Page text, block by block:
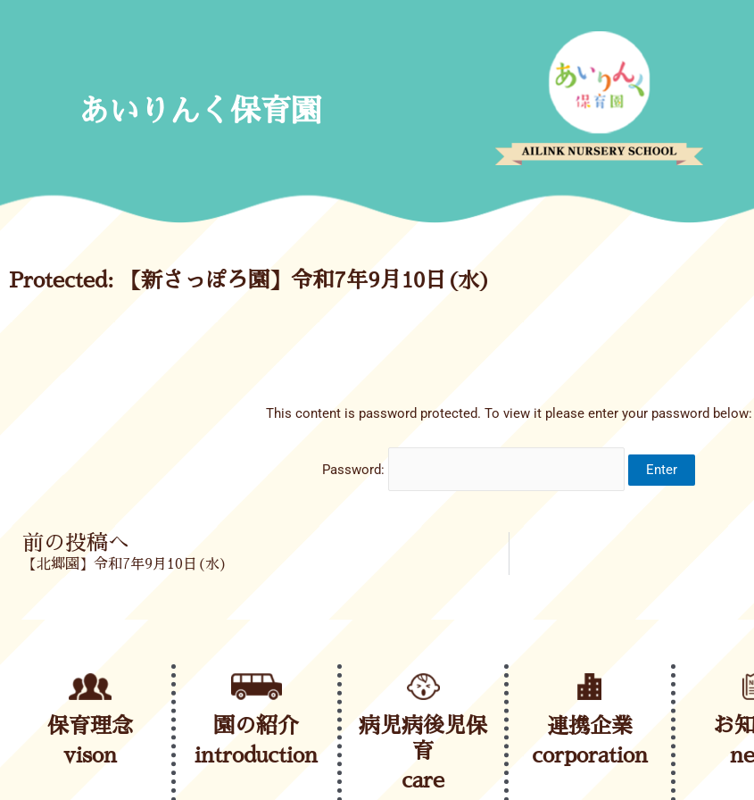
あいりんく保育園
Protected: 【新さっぽろ園】令和7年9月10日(水)
This content is password protected. To view it please enter your password below:
Password:
Prev
前の投稿へ
【北郷園】令和7年9月10日(水)
保育理念
vison
園の紹介
introduction
病児病後児保
育
care
連携企業
corporation
お